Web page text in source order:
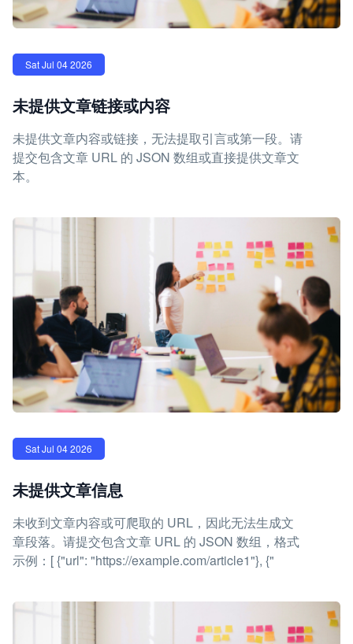
Sat Jul 04 2026
未提供文章链接或内容
未提供文章内容或链接，无法提取引言或第一段。请
提交包含文章 URL 的 JSON 数组或直接提供文章文
本。
Sat Jul 04 2026
未提供文章信息
未收到文章内容或可爬取的 URL，因此无法生成文
章段落。请提交包含文章 URL 的 JSON 数组，格式
示例：[ {"url": "https://example.com/article1"}, {"